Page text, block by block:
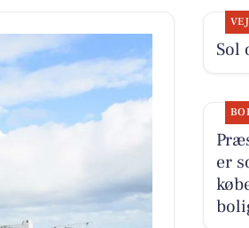
Sol
er